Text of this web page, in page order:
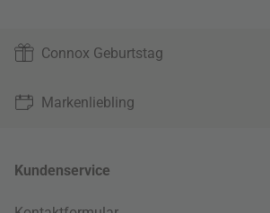
Connox Geburtstag
Markenliebling
Kundenservice